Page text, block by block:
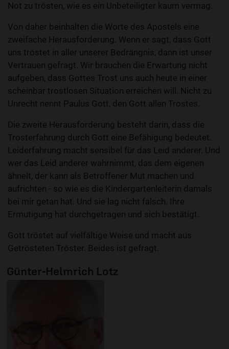
Not zu trösten, wie es ein Unbeteiligter kaum vermag.
Von daher beinhalten die Worte des Apostels eine
zweifache Herausforderung. Wenn er sagt, dass Gott
uns tröstet in aller unserer Bedrängnis, dann ist unser
Vertrauen gefragt. Wir brauchen die Erwartung nicht
aufgeben, dass Gottes Trost uns auch heute in einer
scheinbar trostlosen Situation erreichen will. Nicht zu
Unrecht nennt Paulus Gott, den Gott allen Trostes.
Die zweite Herausforderung besteht darin, dass die
Trosterfahrung durch Gott eine Befähigung bedeutet.
Leiderfahrung macht sensibel für das Leid anderer. Und
wer das Leid anderer wahrnimmt, das dem eigenen
ähnelt, der kann als Betroffener Mut machen und
aufrichten - so wie es die Kindergartenleiterin damals
bei mir getan hat. Und sie lag nicht falsch. Ihre
Ermutigung hat durchgetragen und sich bestätigt.
Gott tröstet auf vielfältige Weise und macht aus
Getrösteten Tröster. Beides ist gefragt.
Günter-Helmrich Lotz